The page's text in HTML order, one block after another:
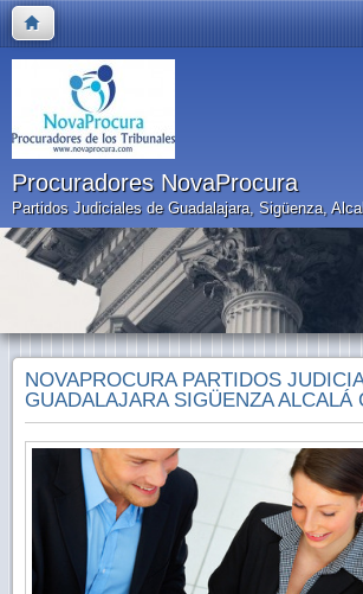
Procuradores NovaProcura
Partidos Judiciales de Guadalajara, Sigüenza,
NOVAPROCURA PARTIDOS
GUADALAJARA SIGÜENZA ALCALÁ